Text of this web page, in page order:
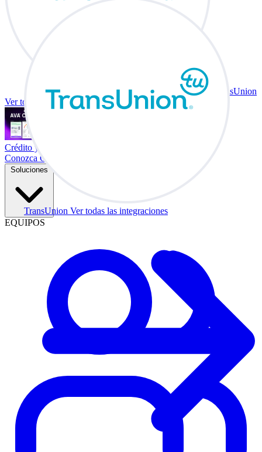
TransUnion Ver todas las integraciones
TransUnion
Ver todas las integraciones
Crédito y vehículo a cambio en su escritorio.
Conozca Co-Driver
Soluciones
EQUIPOS